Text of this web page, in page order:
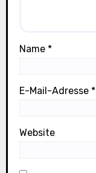
Name *
E-Mail-Adresse *
Website